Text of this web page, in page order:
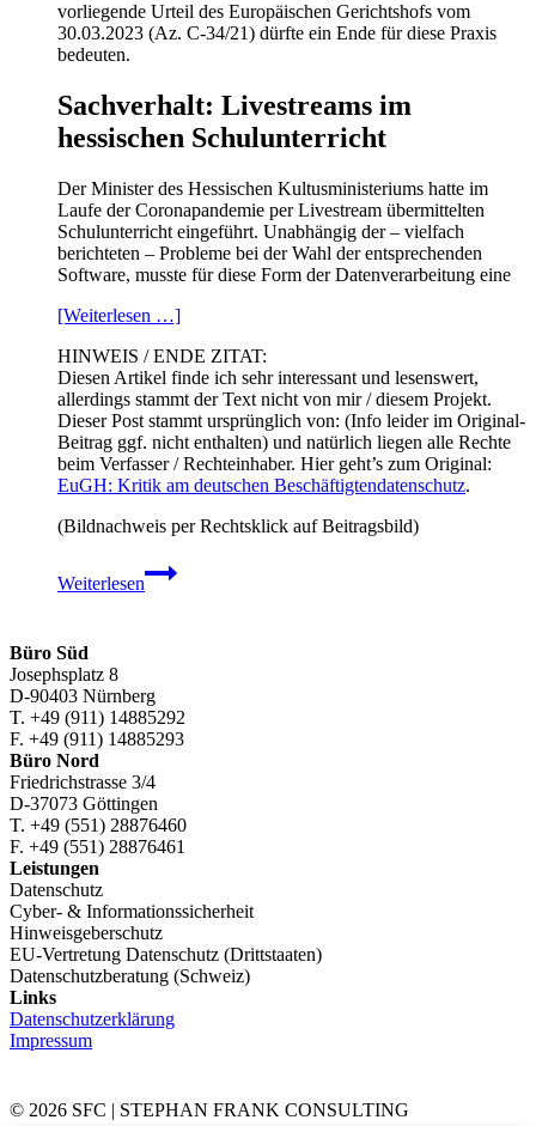
vorliegende Urteil des Europäischen Gerichtshofs vom
30.03.2023 (Az. C-34/21) dürfte ein Ende für diese Praxis
bedeuten.
Sachverhalt: Livestreams im
hessischen Schulunterricht
Der Minister des Hessischen Kultusministeriums hatte im
Laufe der Coronapandemie per Livestream übermittelten
Schulunterricht eingeführt. Unabhängig der – vielfach
berichteten – Probleme bei der Wahl der entsprechenden
Software, musste für diese Form der Datenverarbeitung eine
[Weiterlesen …]
HINWEIS / ENDE ZITAT:
Diesen Artikel finde ich sehr interessant und lesenswert,
allerdings stammt der Text nicht von mir / diesem Projekt.
Dieser Post stammt ursprünglich von: (Info leider im Original-
Beitrag ggf. nicht enthalten) und natürlich liegen alle Rechte
beim Verfasser / Rechteinhaber. Hier geht’s zum Original:
EuGH: Kritik am deutschen Beschäftigtendatenschutz.
(Bildnachweis per Rechtsklick auf Beitragsbild)
Weiterlesen
EuGH:
Kritik
Büro Süd
Josephsplatz 8
D-90403 Nürnberg
T. +49 (911) 14885292
F. +49 (911) 14885293
Büro Nord
Friedrichstrasse 3/4
D-37073 Göttingen
T. +49 (551) 28876460
F. +49 (551) 28876461
Leistungen
Datenschutz
Cyber- & Informationssicherheit
Hinweisgeberschutz
EU-Vertretung Datenschutz (Drittstaaten)
Datenschutzberatung (Schweiz)
Links
Datenschutzerklärung
Impressum
© 2026 SFC | STEPHAN FRANK CONSULTING